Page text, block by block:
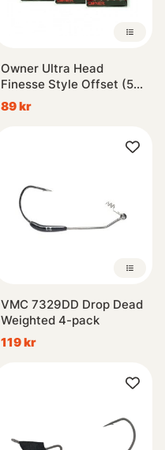
Owner Ultra Head
Finesse Style Offset (5-
Pack)
89 kr
VMC 7329DD Drop Dead
Weighted 4-pack
119 kr